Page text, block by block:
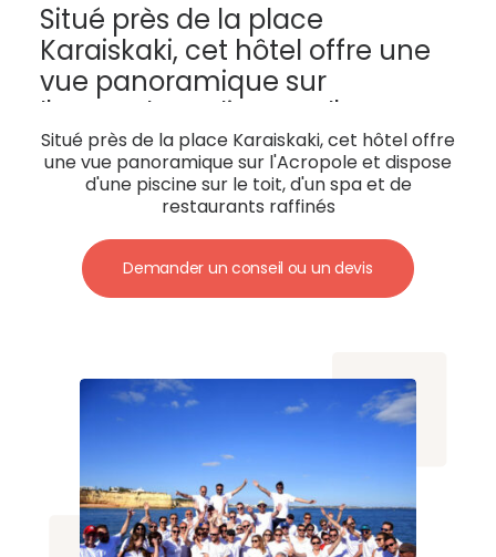
Situé près de la place
Karaiskaki, cet hôtel offre une
vue panoramique sur
l'Acropole et dispose d'une
piscine sur le toit, d'un spa et
de restaurants raffinés
Situé près de la place Karaiskaki, cet hôtel offre
une vue panoramique sur l'Acropole et dispose
d'une piscine sur le toit, d'un spa et de
restaurants raffinés
Demander un conseil ou un devis